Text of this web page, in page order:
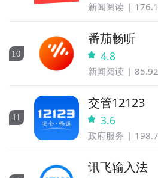
新闻阅读
10
番茄畅听
4.8
新闻阅读
11
交管12123
3.6
政府服务
讯飞输入法